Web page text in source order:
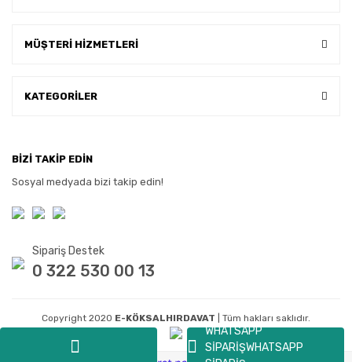
WHATSAPP
SİPARİŞWHATSAPP
MÜŞTERİ HİZMETLERİ
KATEGORİLER
BİZİ TAKİP EDİN
Sosyal medyada bizi takip edin!
Sipariş Destek
0 322 530 00 13
Copyright 2020 E-KÖKSALHIRDAVAT | Tüm hakları saklıdır.